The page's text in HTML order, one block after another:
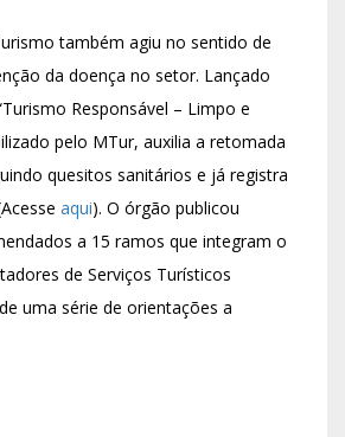
também agiu no sentido de
da doença no setor. Lançado
Responsável – Limpo e
pelo MTur, auxilia a retomada
quesitos sanitários e já registra
aqui). O órgão publicou
a 15 ramos que integram o
de Serviços Turísticos
uma série de orientações a